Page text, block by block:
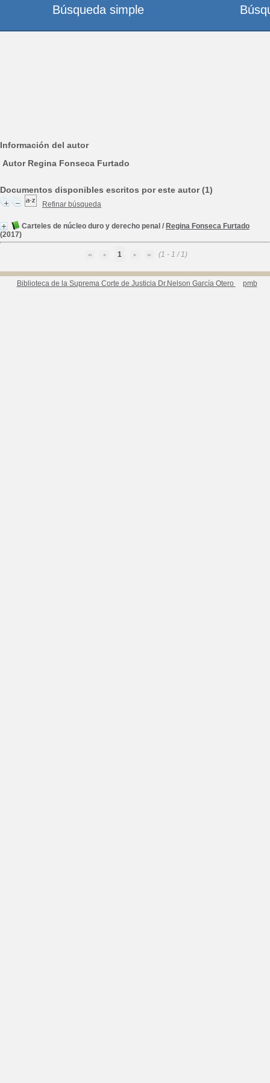
Información del autor
Autor Regina Fonseca Furtado
Documentos disponibles escritos por este autor (1)
Refinar búsqueda
Carteles de núcleo duro y derecho penal / Regina Fonseca Furtado
(2017)
1 (1 - 1 / 1)
Biblioteca de la Suprema Corte de Justicia Dr.Nelson García Otero pmb
Búsqueda simple